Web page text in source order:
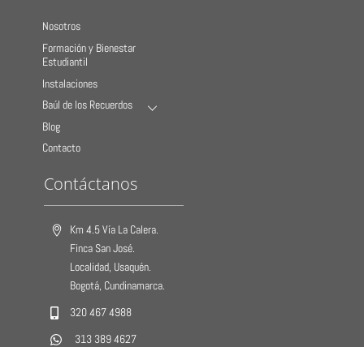
Nosotros
Formación y Bienestar
Estudiantil
Instalaciones
Baúl de los Recuerdos
Blog
Contacto
Contáctanos
Km 4.5 Vía La Calera.
Finca San José.
Localidad, Usaquén.
Bogotá, Cundinamarca.
320 467 4988
313 389 4627